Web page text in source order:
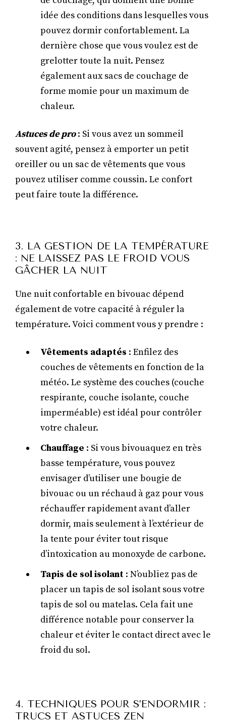
idée des conditions dans lesquelles vous
pouvez dormir confortablement. La
dernière chose que vous voulez est de
grelotter toute la nuit. Pensez
également aux sacs de couchage de
forme momie pour un maximum de
chaleur.
Astuces de pro: Si vous avez un sommeil
souvent agité, pensez à emporter un petit
oreiller ou un sac de vêtements que vous
pouvez utiliser comme coussin. Le confort
peut faire toute la différence.
3. LA GESTION DE LA TEMPÉRATURE
: NE LAISSEZ PAS LE FROID VOUS
GÂCHER LA NUIT
Une nuit confortable en bivouac dépend
également de votre capacité à réguler la
température. Voici comment vous y prendre :
Vêtements adaptés : Enfilez des
couches de vêtements en fonction de la
météo. Le système des couches (couche
respirante, couche isolante, couche
imperméable) est idéal pour contrôler
votre chaleur.
Chauffage : Si vous bivouaquez en très
basse température, vous pouvez
envisager d’utiliser une bougie de
bivouac ou un réchaud à gaz pour vous
réchauffer rapidement avant d’aller
dormir, mais seulement à l’extérieur de
la tente pour éviter tout risque
d’intoxication au monoxyde de carbone.
Tapis de sol isolant : N’oubliez pas de
placer un tapis de sol isolant sous votre
tapis de sol ou matelas. Cela fait une
différence notable pour conserver la
chaleur et éviter le contact direct avec le
froid du sol.
4. TECHNIQUES POUR S’ENDORMIR :
TRUCS ET ASTUCES ZEN